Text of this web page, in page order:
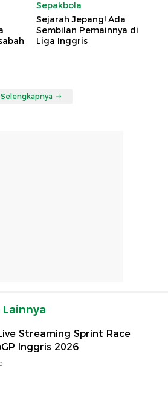
Sepakbola
Sejarah Jepang! Ada
Sembilan Pemainnya di
Liga Inggris
Selengkapnya
Streaming Sprint Race
Inggris 2026